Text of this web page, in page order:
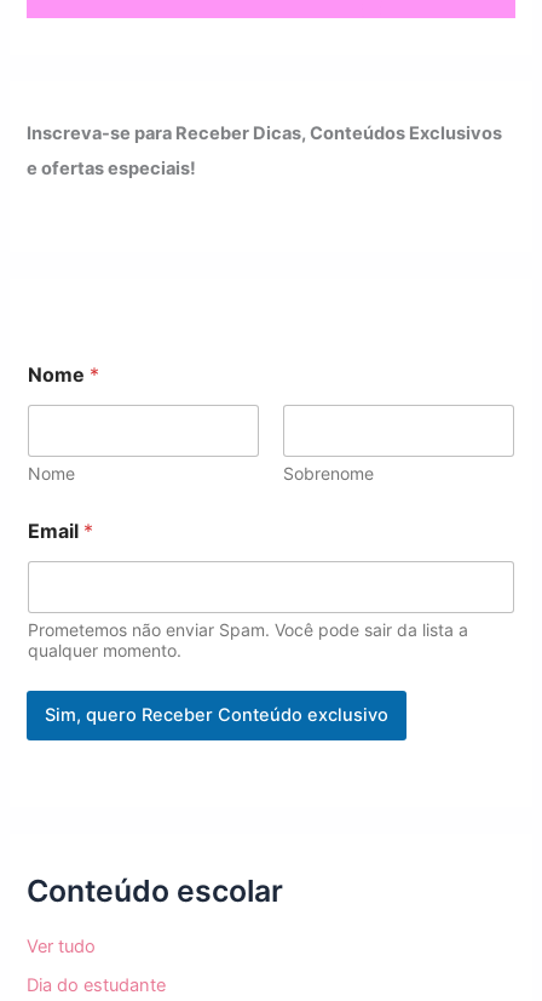
Inscreva-se para Receber Dicas, Conteúdos Exclusivos
e ofertas especiais!
Nome *
Nome Sobrenome
N
o
E
m
i
Email *
Prometemos não enviar Spam. Você pode sair da lista a
qualquer momento.
Sim, quero Receber Conteúdo exclusivo
Conteúdo escolar
Ver tudo
Dia do estudante